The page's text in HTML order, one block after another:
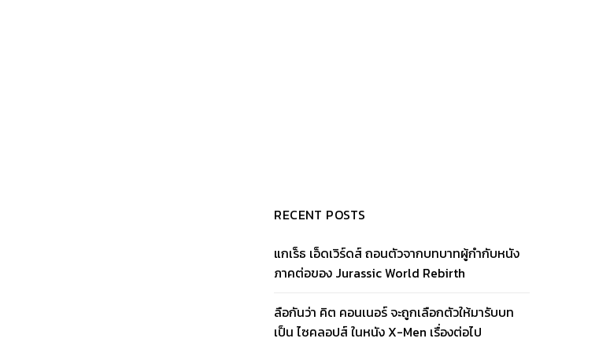
RECENT POSTS
แกเร็ธ เอ็ดเวิร์ดส์ ถอนตัวจากบทบาทผู้กำกับหนัง
ภาคต่อของ Jurassic World Rebirth
ลือกันว่า คิต คอนเนอร์ จะถูกเลือกตัวให้มารับบท
เป็น ไซคลอปส์ ในหนัง X-Men เรื่องต่อไป